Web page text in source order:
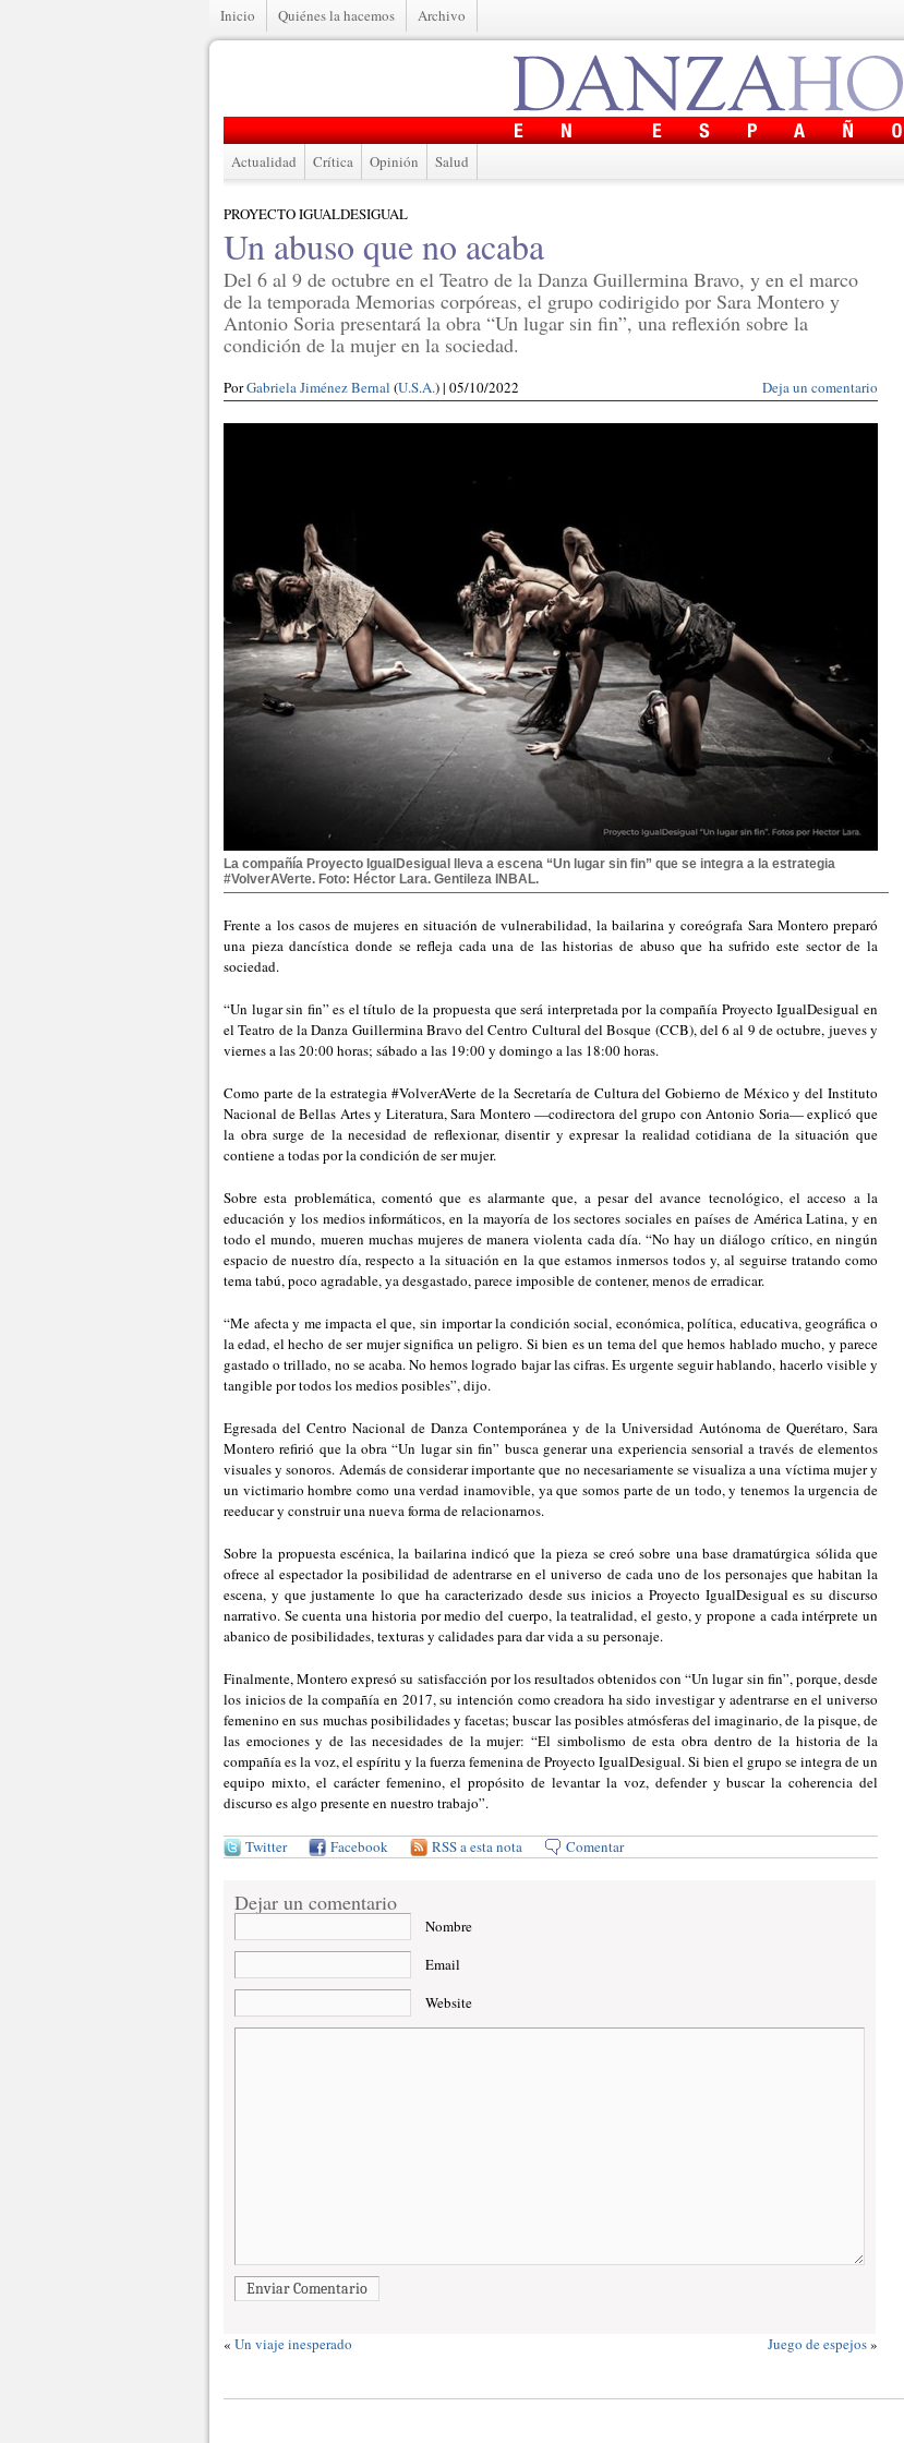
Inicio Quiénes la hacemos Archivo
Actualidad Crítica Opinión Salud
PROYECTO IGUALDESIGUAL
Un abuso que no acaba
Del 6 al 9 de octubre en el Teatro de la Danza Guillermina Bravo, y en el marco
de la temporada Memorias corpóreas, el grupo codirigido por Sara Montero y
Antonio Soria presentará la obra “Un lugar sin fin”, una reflexión sobre la
condición de la mujer en la sociedad.
Deja un comentario
PorGabriela Jiménez Bernal (U.S.A.) | 05/10/2022
La compañía Proyecto IgualDesigual lleva a escena “Un lugar sin fin” que se integra a la estrategia
#VolverAVerte. Foto: Héctor Lara. Gentileza INBAL.
Frente a los casos de mujeres en situación de vulnerabilidad, la bailarina y coreógrafa Sara Montero preparó
una pieza dancística donde se refleja cada una de las historias de abuso que ha sufrido este sector de la
sociedad.
“Un lugar sin fin” es el título de la propuesta que será interpretada por la compañía Proyecto IgualDesigual en
el Teatro de la Danza Guillermina Bravo del Centro Cultural del Bosque (CCB), del 6 al 9 de octubre, jueves y
viernes a las 20:00 horas; sábado a las 19:00 y domingo a las 18:00 horas.
Como parte de la estrategia #VolverAVerte de la Secretaría de Cultura del Gobierno de México y del Instituto
Nacional de Bellas Artes y Literatura, Sara Montero —codirectora del grupo con Antonio Soria— explicó que
la obra surge de la necesidad de reflexionar, disentir y expresar la realidad cotidiana de la situación que
contiene a todas por la condición de ser mujer.
Sobre esta problemática, comentó que es alarmante que, a pesar del avance tecnológico, el acceso a la
educación y los medios informáticos, en la mayoría de los sectores sociales en países de América Latina, y en
todo el mundo, mueren muchas mujeres de manera violenta cada día. “No hay un diálogo crítico, en ningún
espacio de nuestro día, respecto a la situación en la que estamos inmersos todos y, al seguirse tratando como
tema tabú, poco agradable, ya desgastado, parece imposible de contener, menos de erradicar.
“Me afecta y me impacta el que, sin importar la condición social, económica, política, educativa, geográfica o
la edad, el hecho de ser mujer significa un peligro. Si bien es un tema del que hemos hablado mucho, y parece
gastado o trillado, no se acaba. No hemos logrado bajar las cifras. Es urgente seguir hablando, hacerlo visible y
tangible por todos los medios posibles”, dijo.
Egresada del Centro Nacional de Danza Contemporánea y de la Universidad Autónoma de Querétaro, Sara
Montero refirió que la obra “Un lugar sin fin” busca generar una experiencia sensorial a través de elementos
visuales y sonoros. Además de considerar importante que no necesariamente se visualiza a una víctima mujer y
un victimario hombre como una verdad inamovible, ya que somos parte de un todo, y tenemos la urgencia de
reeducar y construir una nueva forma de relacionarnos.
Sobre la propuesta escénica, la bailarina indicó que la pieza se creó sobre una base dramatúrgica sólida que
ofrece al espectador la posibilidad de adentrarse en el universo de cada uno de los personajes que habitan la
escena, y que justamente lo que ha caracterizado desde sus inicios a Proyecto IgualDesigual es su discurso
narrativo. Se cuenta una historia por medio del cuerpo, la teatralidad, el gesto, y propone a cada intérprete un
abanico de posibilidades, texturas y calidades para dar vida a su personaje.
Finalmente, Montero expresó su satisfacción por los resultados obtenidos con “Un lugar sin fin”, porque, desde
los inicios de la compañía en 2017, su intención como creadora ha sido investigar y adentrarse en el universo
femenino en sus muchas posibilidades y facetas; buscar las posibles atmósferas del imaginario, de la pisque, de
las emociones y de las necesidades de la mujer: “El simbolismo de esta obra dentro de la historia de la
compañía es la voz, el espíritu y la fuerza femenina de Proyecto IgualDesigual. Si bien el grupo se integra de un
equipo mixto, el carácter femenino, el propósito de levantar la voz, defender y buscar la coherencia del
discurso es algo presente en nuestro trabajo”.
Twitter Facebook RSS a esta nota Comentar
Dejar un comentario
Nombre
Email
Website
Enviar Comentario
« Un viaje inesperado Juego de espejos»